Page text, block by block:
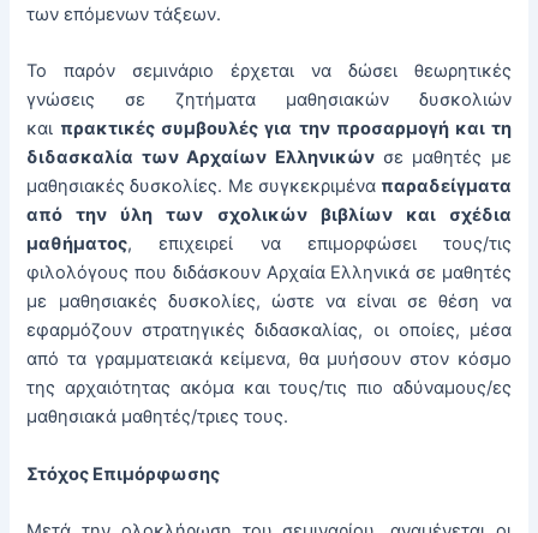
των επόμενων τάξεων.
Το παρόν σεμινάριο έρχεται να δώσει θεωρητικές
γνώσεις σε ζητήματα μαθησιακών δυσκολιών
και πρακτικές συμβουλές για την προσαρμογή και τη
διδασκαλία των Αρχαίων Ελληνικώνσε μαθητές με
μαθησιακές δυσκολίες. Με συγκεκριμένα παραδείγματα
από την ύλη των σχολικών βιβλίων και σχέδια
μαθήματος, επιχειρεί να επιμορφώσει τους/τις
φιλολόγους που διδάσκουν Αρχαία Ελληνικά σε μαθητές
με μαθησιακές δυσκολίες, ώστε να είναι σε θέση να
εφαρμόζουν στρατηγικές διδασκαλίας, οι οποίες, μέσα
από τα γραμματειακά κείμενα, θα μυήσουν στον κόσμο
της αρχαιότητας ακόμα και τους/τις πιο αδύναμους/ες
μαθησιακά μαθητές/τριες τους.
Στόχος Επιμόρφωσης